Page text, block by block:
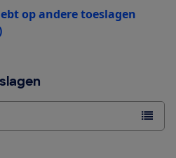
op andere toeslagen